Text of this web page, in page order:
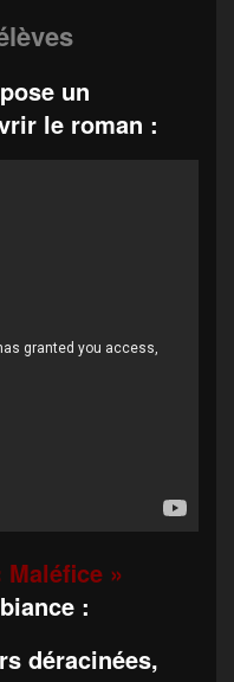
un
le roman :
Maléfice »
:
déracinées,